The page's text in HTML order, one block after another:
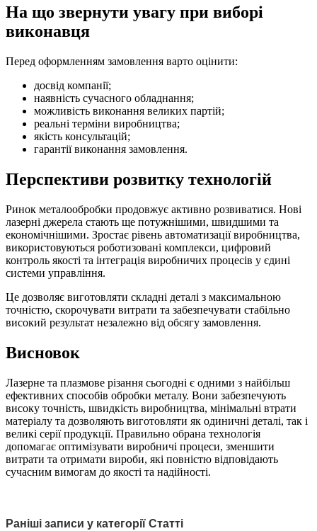
На що звернути увагу при виборі
виконавця
Перед оформленням замовлення варто оцінити:
досвід компанії;
наявність сучасного обладнання;
можливість виконання великих партій;
реальні терміни виробництва;
якість консультацій;
гарантії виконання замовлення.
Перспективи розвитку технологій
Ринок металообробки продовжує активно розвиватися. Нові
лазерні джерела стають ще потужнішими, швидшими та
економічнішими. Зростає рівень автоматизації виробництва,
використовуються роботизовані комплекси, цифровий
контроль якості та інтеграція виробничих процесів у єдині
системи управління.
Це дозволяє виготовляти складні деталі з максимальною
точністю, скорочувати витрати та забезпечувати стабільно
високий результат незалежно від обсягу замовлення.
Висновок
Лазерне та плазмове різання сьогодні є одними з найбільш
ефективних способів обробки металу. Вони забезпечують
високу точність, швидкість виробництва, мінімальні втрати
матеріалу та дозволяють виготовляти як одиничні деталі, так і
великі серії продукції. Правильно обрана технологія
допомагає оптимізувати виробничі процеси, зменшити
витрати та отримати вироби, які повністю відповідають
сучасним вимогам до якості та надійності.
Раніші записи у категорії Статті